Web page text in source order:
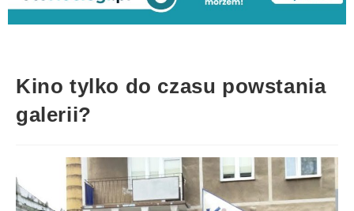
Kino tylko do czasu powstania
galerii?